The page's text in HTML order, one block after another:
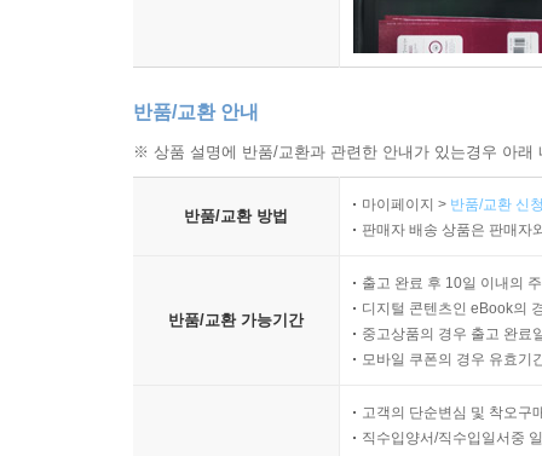
반품/교환 안내
※ 상품 설명에 반품/교환과 관련한 안내가 있는경우 아
반품/교환 방법
마이페이지 > 반품/교환 신
판매자 배송 상품은 판매자
반품/교환 가능기간
출고 완료 후 10일 이내의
디지털 콘텐츠인 eBook의
중고상품의 경우 출고 완료
모바일 쿠폰의 경우 유효기
고객의 단순변심 및 착오구
직수입양서/직수입일서중